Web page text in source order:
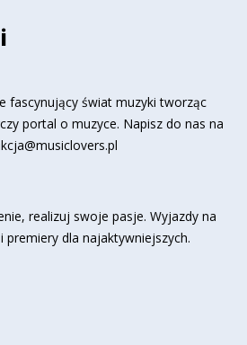
fascynujący świat muzyki tworząc
portal o muzyce. Napisz do nas na
realizuj swoje pasje. Wyjazdy na
premiery dla najaktywniejszych.